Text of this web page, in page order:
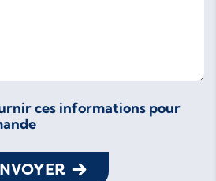
ces informations pour